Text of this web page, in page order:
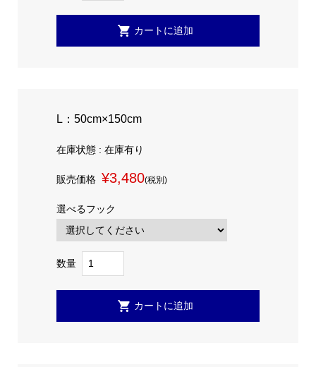
L：50cm×150cm
在庫状態 : 在庫有り
販売価格 ¥3,480(税別)
選べるフック
数量